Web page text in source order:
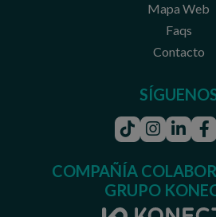
Mapa Web
Faqs
Contacto
Tiktok
COMPAÑÍA
GRUPO